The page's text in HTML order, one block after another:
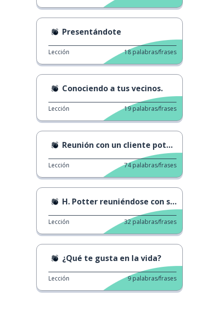
Presentándote
Lección 18 palabras/frases
Conociendo a tus vecinos.
Lección 19 palabras/frases
Reunión con un cliente potencial
Lección 74 palabras/frases
H. Potter reuniéndose con sus amigos
Lección 32 palabras/frases
¿Qué te gusta en la vida?
Lección 9 palabras/frases